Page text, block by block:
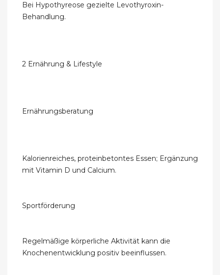
Bei Hypothyreose gezielte Levothyroxin-
Behandlung.
2 Ernährung & Lifestyle
Ernährungsberatung
Kalorienreiches, proteinbetontes Essen; Ergänzung
mit Vitamin D und Calcium.
Sportförderung
Regelmäßige körperliche Aktivität kann die
Knochenentwicklung positiv beeinflussen.